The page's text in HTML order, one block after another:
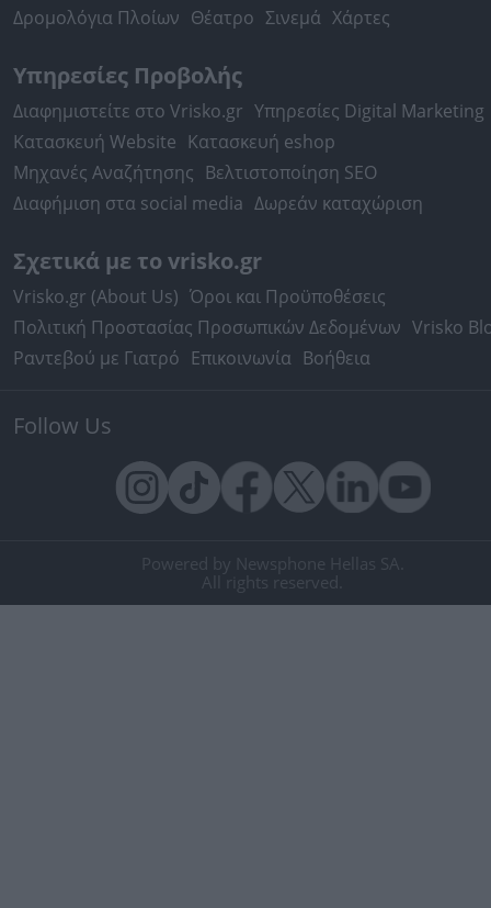
Δρομολόγια Πλοίων Θέατρο Σινεμά Χάρτες
Υπηρεσίες Προβολής
Διαφημιστείτε στο Vrisko.gr Υπηρεσίες Digital Marketing
Κατασκευή Website Κατασκευή eshop
Μηχανές Αναζήτησης Βελτιστοποίηση SEO
Διαφήμιση στα social media Δωρεάν καταχώριση
Σχετικά με το vrisko.gr
Vrisko.gr (About Us) Όροι και Προϋποθέσεις
Πολιτική Προστασίας Προσωπικών Δεδομένων Vrisko
Ραντεβού με Γιατρό Επικοινωνία Βοήθεια
Follow Us
Powered by Newsphone Hellas SA.
All rights reserved.